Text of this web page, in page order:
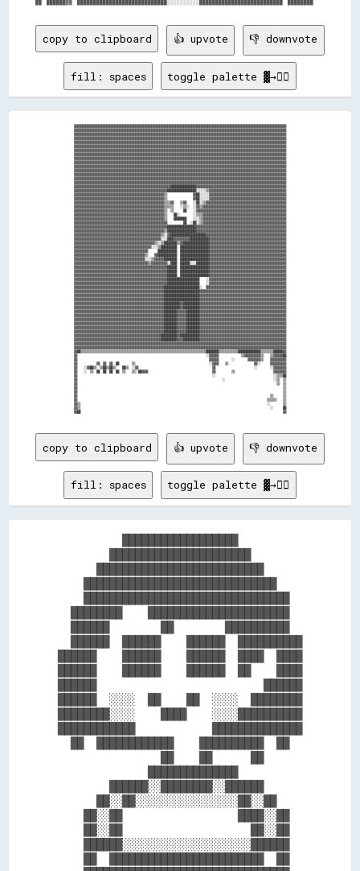
copy to clipboard 👍 upvote 👎 downvote
fill: spaces toggle palette ▓→✊🏽
▓▓▓▓▓▓▓▓▓▓▓▓▓▓▓▓▓▓▓▓▓▓▓▓▓▓▓▓▓▓▓▓▓▓▓▓▓▓▓▓▓▓▓▓▓▓▓▓▓▓▓▓▓▓▓▓▓▓▓▓▓▓▓▓▓▓▓▓▓▓▓▓▓▓▓▓▓▓▓▓▓▓▓▓▓▓▓▓▓▓▓▓▓▓▓▓▓▓▓▓▓▓▓▓▓▓▓▓▓▓▓▓▓▓▓▓▓▓▓▓▓▓▓▓▓▓▓▓▓▓▓▓
▓▓▓▓▓▓▓▓▓▓▓▓▓▓▓▓▓▓▓▓▓▓▓▓▓▓▓▓▓▓▓▓▓▓▓▓▓▓▓▓▓▓▓▓▓▓▓▓▓▓▓▓▓▓▓▓▓▓▓▓▓▓▓▓▓▓▓▓▓▓▓▓▓▓▓▓▓▓▓▓▓▓▓▓▓▓▓▓▓▓▓▓▓▓▓▓▓▓▓▓▓▓▓▓▓▓▓▓▓▓▓▓▓▓▓▓▓▓▓▓▓▓▓▓▓▓▓▓▓▓▓▓
▓▓▓▓▓▓▓▓▓▓▓▓▓▓▓▓▓▓▓▓▓▓▓▓▓▓▓▓▓▓▓▓▓▓▓▓▓▓▓▓▓▓▓▓▓▓▓▓▓▓▓▓▓▓▓▓▓▓▓▓▓▓▓▓▓▓▓▓▓▓▓▓▓▓▓▓▓▓▓▓▓▓▓▓▓▓▓▓▓▓▓▓▓▓▓▓▓▓▓▓▓▓▓▓▓▓▓▓▓▓▓▓▓▓▓▓▓▓▓▓▓▓▓▓▓▓▓▓▓▓▓▓
▓▓▓▓▓▓▓▓▓▓▓▓▓▓▓▓▓▓▓▓▓▓▓▓▓▓▓▓▓▓▓▓▓▓▓▓▓▓▓▓▓▓▓▓▓▓▓▓▓▓▓▓▓▓▓▓▓▓▓▓▓▓▓▓▓▓▓▓▓▓▓▓▓▓▓▓▓▓▓▓▓▓▓▓▓▓▓▓▓▓▓▓▓▓▓▓▓▓▓▓▓▓▓▓▓▓▓▓▓▓▓▓▓▓▓▓▓▓▓▓▓▓▓▓▓▓▓▓▓▓▓▓
▓▓▓▓▓▓▓▓▓▓▓▓▓▓▓▓▓▓▓▓▓▓▓▓▓▓▓▓▓▓▓▓▓▓▓▓▓▓▓▓▓▓▓▓▓▓▓▓▓▓▓▓▓▓▓▓▓▓▓▓▓▓▓▓▓▓▓▓▓▓▓▓▓▓▓▓▓▓▓▓▓▓▓▓▓▓▓▓▓▓▓▓▓▓▓▓▓▓▓▓▓▓▓▓▓▓▓▓▓▓▓▓▓▓▓▓▓▓▓▓▓▓▓▓▓▓▓▓▓▓▓▓
▓▓▓▓▓▓▓▓▓▓▓▓▓▓▓▓▓▓▓▓▓▓▓▓▓▓▓▓▓▓▓▓▓▓▓▓▓▓▓▓▓▓▓▓▓▓▓▓▓▓▓▓▓▓▓▓▓▓▓▓▓▓▓▓▓▓▓▓▓▓▓▓▓▓▓▓▓▓▓▓▓▓▓▓▓▓▓▓▓▓▓▓▓▓▓▓▓▓▓▓▓▓▓▓▓▓▓▓▓▓▓▓▓▓▓▓▓▓▓▓▓▓▓▓▓▓▓▓▓▓▓▓
▓▓▓▓▓▓▓▓▓▓▓▓▓▓▓▓▓▓▓▓▓▓▓▓▓▓▓▓▓▓▓▓▓▓▓▓▓▓▓▓▓▓▓▓▓▓▓▓▓▓▓▓▓▓▓▓▓▓▓▓▓▓▓▓▓▓▓▓▓▓▓▓▓▓▓▓▓▓▓▓▓▓▓▓▓▓▓▓▓▓▓▓▓▓▓▓▓▓▓▓▓▓▓▓▓▓▓▓▓▓▓▓▓▓▓▓▓▓▓▓▓▓▓▓▓▓▓▓▓▓▓▓
▓▓▓▓▓▓▓▓▓▓▓▓▓▓▓▓▓▓▓▓▓▓▓▓▓▓▓▓▓▓▓▓▓▓▓▓▓▓▓▓▓▓▓▓▓▓▓▓▓▓▓▓▓▓▓▓▓▓▓▓▓▓▓▓▓▓▓▓▓▓▓▓▓▓▓▓▓▓▓▓▓▓▓▓▓▓▓▓▓▓▓▓▓▓▓▓▓▓▓▓▓▓▓▓▓▓▓▓▓▓▓▓▓▓▓▓▓▓▓▓▓▓▓▓▓▓▓▓▓▓▓▓
▓▓▓▓▓▓▓▓▓▓▓▓▓▓▓▓▓▓▓▓▓▓▓▓▓▓▓▓▓▓▓▓▓▓▓▓▓▓▓▓▓▓▓▓▓▓▓▓▓▓▓▓▓▓▓▓▓▓▓▓▓▓▓▓▓▓▓▓▓▓▓▓▓▓▓▓▓▓▓▓▓▓▓▓▓▓▓▓▓▓▓▓▓▓▓▓▓▓▓▓▓▓▓▓▓▓▓▓▓▓▓▓▓▓▓▓▓▓▓▓▓▓▓▓▓▓▓▓▓▓▓▓
▓▓▓▓▓▓▓▓▓▓▓▓▓▓▓▓▓▓▓▓▓▓▓▓▓▓▓▓▓▓▓▓▓▓▓▓▓▓▓▓▓▓▓▓▓▓▓▓▓▓▓▓▓▓▓▓▓▓▓▓▓▓▓▓▓▓▓▓▓▓▓▓▓▓▓▓▓▓▓▓▓▓▓▓▓▓▓▓▓▓▓▓▓▓▓▓▓▓▓▓▓▓▓▓▓▓▓▓▓▓▓▓▓▓▓▓▓▓▓▓▓▓▓▓▓▓▓▓▓▓▓▓
▓▓▓▓▓▓▓▓▓▓▓▓▓▓▓▓▓▓▓▓▓▓▓▓▓▓▓▓▓▓▓▓▓▓▓▓▓▓▓▓▓▓▓▓▓▓▓▓▓▓▓▓▓▓▓▓▓▓▓▓▓▓▓▓▓▓▓▓▓▓▓▓▓▓▓▓▓▓▓▓▓▓▓▓▓▓▓▓▓▓▓▓▓▓▓▓▓▓▓▓▓▓▓▓▓▓▓▓▓▓▓▓▓▓▓▓▓▓▓▓▓▓▓▓▓▓▓▓▓▓▓▓
▓▓▓▓▓▓▓▓▓▓▓▓▓▓▓▓▓▓▓▓▓▓▓▓▓▓▓▓▓▓▓▓▓▓▓▓▓▓▓▓▓▓▓▓▓▓▓▓▓▓▓▓▓▓▓▓▓▓▓▓▓▓▓▓▓▓▓▓▓▓▓▓▓▓▓▓▓▓▓▓▓▓▓▓▓▓▓▓▓▓▓▓▓▓▓▓▓▓▓▓▓▓▓▓▓▓▓▓▓▓▓▓▓▓▓▓▓▓▓▓▓▓▓▓▓▓▓▓▓▓▓▓
▓▓▓▓▓▓▓▓▓▓▓▓▓▓▓▓▓▓▓▓▓▓▓▓▓▓▓▓▓▓▓▓▓▓▓▓▓▓▓▓▓▓▓▓▓▓▓▓▓▓▓▓▓▓▓▓▓▓▓▓▓▓▓▓▓▓▓▓▓▓▓▓▓▓▓▓▓▓▓▓▓▓▓▓▓▓▓▓▓▓▓▓▓▓▓▓▓▓▓▓▓▓▓▓▓▓▓▓▓▓▓▓▓▓▓▓▓▓▓▓▓▓▓▓▓▓▓▓▓▓▓▓
▓▓▓▓▓▓▓▓▓▓▓▓▓▓▓▓▓▓▓▓▓▓▓▓▓▓▓▓▓▓▓▓▓▓▓▓▓▓▓▓▓▓▓▓▓▓▓▓▓▓▓▓▓▓▓▓▓▓▓▓▓▓▓▓▓▓▓▓▓▓▓▓▓▓▓▓▓▓▓▓▓▓▓▓▓▓▓▓▓▓▓▓▓▓▓▓▓▓▓▓▓▓▓▓▓▓▓▓▓▓▓▓▓▓▓▓▓▓▓▓▓▓▓▓▓▓▓▓▓▓▓▓
▓▓▓▓▓▓▓▓▓▓▓▓▓▓▓▓▓▓▓▓▓▓▓▓▓▓▓▓▓▓▓▓▓▓▓▓▓▓▓▓▓▓▓▓▓▓▓▓▓▓▓▓▓▓▓▓▓▓▓▓▓▓▓▓▓▓▓▓▓▓▓▓▓▓▓▓▓▓▓▓▓▓▓▓▓▓▓▓▓▓▓▓▓▓▓▓▓▓▓▓▓▓▓▓▓▓▓▓▓▓▓▓▓▓▓▓▓▓▓▓▓▓▓▓▓▓▓▓▓▓▓▓
▓▓▓▓▓▓▓▓▓▓▓▓▓▓▓▓▓▓▓▓▓▓▓▓▓▓▓▓▓▓▓▓▓▓▓▓▓▓▓▓▓▓▓▓▓▓▓▓▓▓▓▓▓▓▓▓▓▓▓▓████████████████▓▓▓▓▓▓▓▓▓▓▓▓▓▓▓▓▓▓▓▓▓▓▓▓▓▓▓▓▓▓▓▓▓▓▓▓▓▓▓▓▓▓▓▓▓▓▓▓▓▓▓▓▓▓▓▓
▓▓▓▓▓▓▓▓▓▓▓▓▓▓▓▓▓▓▓▓▓▓▓▓▓▓▓▓▓▓▓▓▓▓▓▓▓▓▓▓▓▓▓▓▓▓▓▓▓▓▓▓▓▓▓▓▓▓██████████████████░░░░░░▒▒▓▓▓▓▓▓▓▓▓▓▓▓▓▓▓▓▓▓▓▓▓▓▓▓▓▓▓▓▓▓▓▓▓▓▓▓▓▓▓▓▓▓▓▓▓▓▓▓
▓▓▓▓▓▓▓▓▓▓▓▓▓▓▓▓▓▓▓▓▓▓▓▓▓▓▓▓▓▓▓▓▓▓▓▓▓▓▓▓▓▓▓▓▓▓▓▓▓▓▓▓▓▓▓▓▒▒                ▓▓██░░░░░░▓▓▓▓▓▓▓▓▓▓▓▓▓▓▓▓▓▓▓▓▓▓▓▓▓▓▓▓▓▓▓▓▓▓▓▓▓▓▓▓▓▓▓▓▓▓▓▓
▓▓▓▓▓▓▓▓▓▓▓▓▓▓▓▓▓▓▓▓▓▓▓▓▓▓▓▓▓▓▓▓▓▓▓▓▓▓▓▓▓▓▓▓▓▓▓▓▓▓▓▓▓▓▓▓▒▒                ▓▓██░░░░░░▓▓▓▓▓▓▓▓▓▓▓▓▓▓▓▓▓▓▓▓▓▓▓▓▓▓▓▓▓▓▓▓▓▓▓▓▓▓▓▓▓▓▓▓▓▓▓▓
▓▓▓▓▓▓▓▓▓▓▓▓▓▓▓▓▓▓▓▓▓▓▓▓▓▓▓▓▓▓▓▓▓▓▓▓▓▓▓▓▓▓▓▓▓▓▓▓▓▓▓▓▓▓▓▓▒▒▒▒▓▓    ▒▒▓▓    ░░██░░▒▒▓▓▓▓▓▓▓▓▓▓▓▓▓▓▓▓▓▓▓▓▓▓▓▓▓▓▓▓▓▓▓▓▓▓▓▓▓▓▓▓▓▓▓▓▓▓▓▓▓▓
▓▓▓▓▓▓▓▓▓▓▓▓▓▓▓▓▓▓▓▓▓▓▓▓▓▓▓▓▓▓▓▓▓▓▓▓▓▓▓▓▓▓▓▓▓▓▓▓▓▓▓▓▓▓▓▓▒▒▒▒▒▒    ░░▒▒░░  ░░▓▓▒▒▓▓▓▓▓▓▓▓▓▓▓▓▓▓▓▓▓▓▓▓▓▓▓▓▓▓▓▓▓▓▓▓▓▓▓▓▓▓▓▓▓▓▓▓▓▓▓▓▓▓▓▓
▓▓▓▓▓▓▓▓▓▓▓▓▓▓▓▓▓▓▓▓▓▓▓▓▓▓▓▓▓▓▓▓▓▓▓▓▓▓▓▓▓▓▓▓▓▓▓▓▓▓▓▓▓▓▓▓▒▒  ▒▒      ██    ░░▓▓▓▓▓▓▓▓▓▓▓▓▓▓▓▓▓▓▓▓▓▓▓▓▓▓▓▓▓▓▓▓▓▓▓▓▓▓▓▓▓▓▓▓▓▓▓▓▓▓▓▓▓▓▓▓
▓▓▓▓▓▓▓▓▓▓▓▓▓▓▓▓▓▓▓▓▓▓▓▓▓▓▓▓▓▓▓▓▓▓▓▓▓▓▓▓▓▓▓▓▓▓▓▓▓▓▓▓▓▓▓▓▒▒    ██░░        ░░▒▒▒▒▓▓▓▓▓▓▓▓▓▓▓▓▓▓▓▓▓▓▓▓▓▓▓▓▓▓▓▓▓▓▓▓▓▓▓▓▓▓▓▓▓▓▓▓▓▓▓▓▓▓▓▓
▓▓▓▓▓▓▓▓▓▓▓▓▓▓▓▓▓▓▓▓▓▓▓▓▓▓▓▓▓▓▓▓▓▓▓▓▓▓▓▓▓▓▓▓▓▓▓▓▓▓▓▓▓▓▓▓▒▒    ████████    ░░░░▒▒▓▓▓▓▓▓▓▓▓▓▓▓▓▓▓▓▓▓▓▓▓▓▓▓▓▓▓▓▓▓▓▓▓▓▓▓▓▓▓▓▓▓▓▓▓▓▓▓▓▓▓▓
▓▓▓▓▓▓▓▓▓▓▓▓▓▓▓▓▓▓▓▓▓▓▓▓▓▓▓▓▓▓▓▓▓▓▓▓▓▓▓▓▓▓▓▓▓▓▓▓▓▓▓▓▓▓▓▓▓▓          ██  ░░██░░▒▒▓▓▓▓▓▓▓▓▓▓▓▓▓▓▓▓▓▓▓▓▓▓▓▓▓▓▓▓▓▓▓▓▓▓▓▓▓▓▓▓▓▓▓▓▓▓▓▓▓▓▓▓
▓▓▓▓▓▓▓▓▓▓▓▓▓▓▓▓▓▓▓▓▓▓▓▓▓▓▓▓▓▓▓▓▓▓▓▓▓▓▓▓▓▓▓▓▓▓▓▓▓▓▓▓▓▓▓▓▓▓██████████████████▓▓▓▓▓▓▓▓▓▓▓▓▓▓▓▓▓▓▓▓▓▓▓▓▓▓▓▓▓▓▓▓▓▓▓▓▓▓▓▓▓▓▓▓▓▓▓▓▓▓▓▓▓▓▓▓
▓▓▓▓▓▓▓▓▓▓▓▓▓▓▓▓▓▓▓▓▓▓▓▓▓▓▓▓▓▓▓▓▓▓▓▓▓▓▓▓▓▓▓▓▓▓▓▓▓▓▓▓▓▓▓▓▒▒██████████████████▓▓▓▓▓▓▓▓▓▓▓▓▓▓▓▓▓▓▓▓▓▓▓▓▓▓▓▓▓▓▓▓▓▓▓▓▓▓▓▓▓▓▓▓▓▓▓▓▓▓▓▓▓▓▓▓
▓▓▓▓▓▓▓▓▓▓▓▓▓▓▓▓▓▓▓▓▓▓▓▓▓▓▓▓▓▓▓▓▓▓▓▓▓▓▓▓▓▓▓▓▓▓▓▓▓▓▓▓▓▓▒▒░░▓▓██████████████████████▓▓▓▓▓▓▓▓▓▓▓▓▓▓▓▓▓▓▓▓▓▓▓▓▓▓▓▓▓▓▓▓▓▓▓▓▓▓▓▓▓▓▓▓▓▓▓▓▓▓
▓▓▓▓▓▓▓▓▓▓▓▓▓▓▓▓▓▓▓▓▓▓▓▓▓▓▓▓▓▓▓▓▓▓▓▓▓▓▓▓▓▓▓▓▓▓▓▓▓▓▓▓▓▓░░░░████▓▓▓▓▓▓▓▓▓▓████████████▓▓▓▓▓▓▓▓▓▓▓▓▓▓▓▓▓▓▓▓▓▓▓▓▓▓▓▓▓▓▓▓▓▓▓▓▓▓▓▓▓▓▓▓▓▓▓▓
▓▓▓▓▓▓▓▓▓▓▓▓▓▓▓▓▓▓▓▓▓▓▓▓▓▓▓▓▓▓▓▓▓▓▓▓▓▓▓▓▓▓▓▓▓▓▓▓▓▓▒▒░░▒▒████████▒▒▓▓████████████████▓▓▓▓▓▓▓▓▓▓▓▓▓▓▓▓▓▓▓▓▓▓▓▓▓▓▓▓▓▓▓▓▓▓▓▓▓▓▓▓▓▓▓▓▓▓▓▓
▓▓▓▓▓▓▓▓▓▓▓▓▓▓▓▓▓▓▓▓▓▓▓▓▓▓▓▓▓▓▓▓▓▓▓▓▓▓▓▓▓▓▓▓▓▓▓▓░░░░▒▒██████████  ██████████████████▓▓▓▓▓▓▓▓▓▓▓▓▓▓▓▓▓▓▓▓▓▓▓▓▓▓▓▓▓▓▓▓▓▓▓▓▓▓▓▓▓▓▓▓▓▓▓▓
▓▓▓▓▓▓▓▓▓▓▓▓▓▓▓▓▓▓▓▓▓▓▓▓▓▓▓▓▓▓▓▓▓▓▓▓▓▓▓▓▓▓▓▓▓▓      ████████████  ██████████████████▓▓▓▓▓▓▓▓▓▓▓▓▓▓▓▓▓▓▓▓▓▓▓▓▓▓▓▓▓▓▓▓▓▓▓▓▓▓▓▓▓▓▓▓▓▓▓▓
▓▓▓▓▓▓▓▓▓▓▓▓▓▓▓▓▓▓▓▓▓▓▓▓▓▓▓▓▓▓▓▓▓▓▓▓▓▓▓▓▓▓▓▓▒▒    ▓▓████████████  ██████████████████▓▓▓▓▓▓▓▓▓▓▓▓▓▓▓▓▓▓▓▓▓▓▓▓▓▓▓▓▓▓▓▓▓▓▓▓▓▓▓▓▓▓▓▓▓▓▓▓
▓▓▓▓▓▓▓▓▓▓▓▓▓▓▓▓▓▓▓▓▓▓▓▓▓▓▓▓▓▓▓▓▓▓▓▓▓▓▓▓▓▓▓▓░░░░▒▒▓▓▓▓▓▓████████  ██████████████████▓▓▓▓▓▓▓▓▓▓▓▓▓▓▓▓▓▓▓▓▓▓▓▓▓▓▓▓▓▓▓▓▓▓▓▓▓▓▓▓▓▓▓▓▓▓▓▓
▓▓▓▓▓▓▓▓▓▓▓▓▓▓▓▓▓▓▓▓▓▓▓▓▓▓▓▓▓▓▓▓▓▓▓▓▓▓▓▓▓▓▓▓▓▓▒▒▓▓▓▓▓▓▓▓▓▓░░████  ██████░░░░████████▓▓▓▓▓▓▓▓▓▓▓▓▓▓▓▓▓▓▓▓▓▓▓▓▓▓▓▓▓▓▓▓▓▓▓▓▓▓▓▓▓▓▓▓▓▓▓▓
▓▓▓▓▓▓▓▓▓▓▓▓▓▓▓▓▓▓▓▓▓▓▓▓▓▓▓▓▓▓▓▓▓▓▓▓▓▓▓▓▓▓▓▓▓▓▓▓▓▓▓▓▓▓▓▓▓▓██████  ██████████████████▓▓▓▓▓▓▓▓▓▓▓▓▓▓▓▓▓▓▓▓▓▓▓▓▓▓▓▓▓▓▓▓▓▓▓▓▓▓▓▓▓▓▓▓▓▓▓▓
▓▓▓▓▓▓▓▓▓▓▓▓▓▓▓▓▓▓▓▓▓▓▓▓▓▓▓▓▓▓▓▓▓▓▓▓▓▓▓▓▓▓▓▓▓▓▓▓▓▓▓▓▓▓▓▓▓▓██████  ██████████████████▓▓▓▓▓▓▓▓▓▓▓▓▓▓▓▓▓▓▓▓▓▓▓▓▓▓▓▓▓▓▓▓▓▓▓▓▓▓▓▓▓▓▓▓▓▓▓▓
▓▓▓▓▓▓▓▓▓▓▓▓▓▓▓▓▓▓▓▓▓▓▓▓▓▓▓▓▓▓▓▓▓▓▓▓▓▓▓▓▓▓▓▓▓▓▓▓▓▓▓▓▓▓▓▓▓▓██████  ██████████████████▓▓▓▓▓▓▓▓▓▓▓▓▓▓▓▓▓▓▓▓▓▓▓▓▓▓▓▓▓▓▓▓▓▓▓▓▓▓▓▓▓▓▓▓▓▓▓▓
▓▓▓▓▓▓▓▓▓▓▓▓▓▓▓▓▓▓▓▓▓▓▓▓▓▓▓▓▓▓▓▓▓▓▓▓▓▓▓▓▓▓▓▓▓▓▓▓▓▓▓▓▓▓▓▓▓▓████████████████████    ░░▓▓▓▓▓▓▓▓▓▓▓▓▓▓▓▓▓▓▓▓▓▓▓▓▓▓▓▓▓▓▓▓▓▓▓▓▓▓▓▓▓▓▓▓▓▓▓▓
▓▓▓▓▓▓▓▓▓▓▓▓▓▓▓▓▓▓▓▓▓▓▓▓▓▓▓▓▓▓▓▓▓▓▓▓▓▓▓▓▓▓▓▓▓▓▓▓▓▓▓▓▓▓▓▓▓▓████████████████████    ░░▓▓▓▓▓▓▓▓▓▓▓▓▓▓▓▓▓▓▓▓▓▓▓▓▓▓▓▓▓▓▓▓▓▓▓▓▓▓▓▓▓▓▓▓▓▓▓▓
▓▓▓▓▓▓▓▓▓▓▓▓▓▓▓▓▓▓▓▓▓▓▓▓▓▓▓▓▓▓▓▓▓▓▓▓▓▓▓▓▓▓▓▓▓▓▓▓▓▓▓▓▓▓▓▓██████████████████████░░  ▓▓▓▓▓▓▓▓▓▓▓▓▓▓▓▓▓▓▓▓▓▓▓▓▓▓▓▓▓▓▓▓▓▓▓▓▓▓▓▓▓▓▓▓▓▓▓▓▓▓
▓▓▓▓▓▓▓▓▓▓▓▓▓▓▓▓▓▓▓▓▓▓▓▓▓▓▓▓▓▓▓▓▓▓▓▓▓▓▓▓▓▓▓▓▓▓▓▓▓▓▓▓▓▓▓▓██████████████████████▓▓▓▓▓▓▓▓▓▓▓▓▓▓▓▓▓▓▓▓▓▓▓▓▓▓▓▓▓▓▓▓▓▓▓▓▓▓▓▓▓▓▓▓▓▓▓▓▓▓▓▓▓▓
▓▓▓▓▓▓▓▓▓▓▓▓▓▓▓▓▓▓▓▓▓▓▓▓▓▓▓▓▓▓▓▓▓▓▓▓▓▓▓▓▓▓▓▓▓▓▓▓▓▓▓▓▓▓▓▓██████████████████████▓▓▓▓▓▓▓▓▓▓▓▓▓▓▓▓▓▓▓▓▓▓▓▓▓▓▓▓▓▓▓▓▓▓▓▓▓▓▓▓▓▓▓▓▓▓▓▓▓▓▓▓▓▓
▓▓▓▓▓▓▓▓▓▓▓▓▓▓▓▓▓▓▓▓▓▓▓▓▓▓▓▓▓▓▓▓▓▓▓▓▓▓▓▓▓▓▓▓▓▓▓▓▓▓▓▓▓▓▓▓██████████████████████▓▓▓▓▓▓▓▓▓▓▓▓▓▓▓▓▓▓▓▓▓▓▓▓▓▓▓▓▓▓▓▓▓▓▓▓▓▓▓▓▓▓▓▓▓▓▓▓▓▓▓▓▓▓
▓▓▓▓▓▓▓▓▓▓▓▓▓▓▓▓▓▓▓▓▓▓▓▓▓▓▓▓▓▓▓▓▓▓▓▓▓▓▓▓▓▓▓▓▓▓▓▓▓▓▓▓▓▓▓▓██████████▓▓██████████▓▓▓▓▓▓▓▓▓▓▓▓▓▓▓▓▓▓▓▓▓▓▓▓▓▓▓▓▓▓▓▓▓▓▓▓▓▓▓▓▓▓▓▓▓▓▓▓▓▓▓▓▓▓
▓▓▓▓▓▓▓▓▓▓▓▓▓▓▓▓▓▓▓▓▓▓▓▓▓▓▓▓▓▓▓▓▓▓▓▓▓▓▓▓▓▓▓▓▓▓▓▓▓▓▓▓▓▓▓▓██████████▓▓██████████▓▓▓▓▓▓▓▓▓▓▓▓▓▓▓▓▓▓▓▓▓▓▓▓▓▓▓▓▓▓▓▓▓▓▓▓▓▓▓▓▓▓▓▓▓▓▓▓▓▓▓▓▓▓
▓▓▓▓▓▓▓▓▓▓▓▓▓▓▓▓▓▓▓▓▓▓▓▓▓▓▓▓▓▓▓▓▓▓▓▓▓▓▓▓▓▓▓▓▓▓▓▓▓▓▓▓▓▓▓▓████████▓▓▓▓▓▓████████▓▓▓▓▓▓▓▓▓▓▓▓▓▓▓▓▓▓▓▓▓▓▓▓▓▓▓▓▓▓▓▓▓▓▓▓▓▓▓▓▓▓▓▓▓▓▓▓▓▓▓▓▓▓
▓▓▓▓▓▓▓▓▓▓▓▓▓▓▓▓▓▓▓▓▓▓▓▓▓▓▓▓▓▓▓▓▓▓▓▓▓▓▓▓▓▓▓▓▓▓▓▓▓▓▓▓▓▓▓▓████████▓▓▓▓▓▓████████▓▓▓▓▓▓▓▓▓▓▓▓▓▓▓▓▓▓▓▓▓▓▓▓▓▓▓▓▓▓▓▓▓▓▓▓▓▓▓▓▓▓▓▓▓▓▓▓▓▓▓▓▓▓
▓▓▓▓▓▓▓▓▓▓▓▓▓▓▓▓▓▓▓▓▓▓▓▓▓▓▓▓▓▓▓▓▓▓▓▓▓▓▓▓▓▓▓▓▓▓▓▓▓▓▓▓▓▓▓▓████████▓▓▓▓▓▓████████▓▓▓▓▓▓▓▓▓▓▓▓▓▓▓▓▓▓▓▓▓▓▓▓▓▓▓▓▓▓▓▓▓▓▓▓▓▓▓▓▓▓▓▓▓▓▓▓▓▓▓▓▓▓
▓▓▓▓▓▓▓▓▓▓▓▓▓▓▓▓▓▓▓▓▓▓▓▓▓▓▓▓▓▓▓▓▓▓▓▓▓▓▓▓▓▓▓▓▓▓▓▓▓▓▓▓▓▓▓▓████████▓▓▓▓▓▓████████▓▓▓▓▓▓▓▓▓▓▓▓▓▓▓▓▓▓▓▓▓▓▓▓▓▓▓▓▓▓▓▓▓▓▓▓▓▓▓▓▓▓▓▓▓▓▓▓▓▓▓▓▓▓
▓▓▓▓▓▓▓▓▓▓▓▓▓▓▓▓▓▓▓▓▓▓▓▓▓▓▓▓▓▓▓▓▓▓▓▓▓▓▓▓▓▓▓▓▓▓▓▓▓▓▓▓▓▓▓▓████████▓▓▓▓▓▓████████▓▓▓▓▓▓▓▓▓▓▓▓▓▓▓▓▓▓▓▓▓▓▓▓▓▓▓▓▓▓▓▓▓▓▓▓▓▓▓▓▓▓▓▓▓▓▓▓▓▓▓▓▓▓
▓▓▓▓▓▓▓▓▓▓▓▓▓▓▓▓▓▓▓▓▓▓▓▓▓▓▓▓▓▓▓▓▓▓▓▓▓▓▓▓▓▓▓▓▓▓▓▓▓▓▓▓▓▓▓▓████████▓▓▓▓▓▓████████▓▓▓▓▓▓▓▓▓▓▓▓▓▓▓▓▓▓▓▓▓▓▓▓▓▓▓▓▓▓▓▓▓▓▓▓▓▓▓▓▓▓▓▓▓▓▓▓▓▓▓▓▓▓
▓▓▓▓▓▓▓▓▓▓▓▓▓▓▓▓▓▓▓▓▓▓▓▓▓▓▓▓▓▓▓▓▓▓▓▓▓▓▓▓▓▓▓▓▓▓▓▓▓▓▓▓▓▓██████████▓▓████████████▓▓▓▓▓▓▓▓▓▓▓▓▓▓▓▓▓▓▓▓▓▓▓▓▓▓▓▓▓▓▓▓▓▓▓▓▓▓▓▓▓▓▓▓▓▓▓▓▓▓▓▓▓▓
▓▓▓▓▓▓▓▓▓▓▓▓▓▓▓▓▓▓▓▓▓▓▓▓▓▓▓▓▓▓▓▓▓▓▓▓▓▓▓▓▓▓▓▓▓▓▓▓▓▓▓▓▓▓██████████▓▓▓▓██████████▓▓▓▓▓▓▓▓▓▓▓▓▓▓▓▓▓▓▓▓▓▓▓▓▓▓▓▓▓▓▓▓▓▓▓▓▓▓▓▓▓▓▓▓▓▓▓▓▓▓▓▓▓▓
▓▓▓▓▓▓▓▓▓▓▓▓▓▓▓▓▓▓▓▓▓▓▓▓▓▓▓▓▓▓▓▓▓▓▓▓▓▓▓▓▓▓▓▓▓▓▓▓▓▓▓▓▓▓▓▓▓▓▓▓▓▓▓▓▓▓▓▓▓▓▓▓▓▓▓▓▓▓▓▓▓▓▓▓▓▓▓▓▓▓▓▓▓▓▓▓▓▓▓▓▓▓▓▓▓▓▓▓▓▓▓▓▓▓▓▓▓▓▓▓▓▓▓▓▓▓▓▓▓▓▓▓
▓▓▓▓▓▓▓▓▓▓▓▓▓▓▓▓▓▓▓▓▓▓▓▓▓▓▓▓▓▓▓▓▓▓▓▓▓▓▓▓▓▓▓▓▓▓▓▓▓▓▓▓▓▓▓▓▓▓▓▓▓▓▓▓▓▓▓▓▓▓▓▓▓▓▓▓▓▓▓▓▓▓▓▓▓▓▓▓▓▓▓▓▓▓▓▓▓▓▓▓▓▓▓▓▓▓▓▓▓▓▓▓▓▓▓▓▓▓▓▓▓▓▓▓▓▓▓▓▓▓▓▓
▓▓██▒▒▒▒▒▒▒▒▒▒▒▒▒▒▒▒▒▒▒▒▒▒▒▒▒▒▒▒▒▒▒▒▒▒▒▒▒▒▒▒▒▒▒▒▒▒▒▒▒▒▒▒▒▒▒▒▒▒▒▒▒▒▒▒▒▒▒▒▒▒▒▒▒▒▒▒▒▒████████▒▒▒▒▒▒▒▒▒▒▒▒██████████████▒▒▒▒▒▒▒▒██████▓▓
▓▓                                                                                ░░▓▓▓▓▓▓              ▒▒▓▓▓▓▓▓▓▓▓▓▒▒    ▒▒▓▓▓▓▓▓██
▓▓                                                                                  ▓▓▓▓▓▓        ░░        ▓▓▓▓▓▓▓▓▒▒    ▓▓▓▓▓▓▓▓▓▓
▓▓            ▓▓  ▓▓  ▓▓  ██        ▒▒                                              ░░▓▓▓▓    ▒▒                ▓▓░░      ▓▓▓▓▓▓▓▓▓▓
▓▓    ░░▓▓██▒▒  ▒▒██▒▒██▒▒    ██▒▒  ░░▓▓                                              ▓▓                        ░░        ░░▓▓▓▓▓▓▓▓
▓▓    ░░  ▒▒  ██  ██  ██  ██  ▒▒    ▒▒░░██▓▓▓▓                                        ▓▓          ▒▒                        ▓▓▓▓▓▓▓▓
▓▓                                                                                    ░░                                    ░░▒▒▒▒██
▓▓                                                                                          ░░                              ░░▒▒  ▒▒
▓▓                                                                                                                            ▒▒  ▒▒
▓▓                                                                                                                                ▒▒
▓▓                                                                                                                                ▒▒
▓▓                                                                                                                        ▒▒      ▒▒
▓▓                                                                                                                      ▒▒▒▒▒▒    ▒▒
▓▓▒▒                                                                                                                    ░░        ▒▒
▓▓▒▒                                                                                                                      ░░      ██
copy to clipboard 👍 upvote 👎 downvote
fill: spaces toggle palette ▓→✊🏽
██████  ░░░░  ██    ██  ░░░░  ████████
████████░░░░    ████    ░░░░██████████
        ██████░░████████░░██████
      ██░░██░░░░░░░░░░░░░░░░██░░██
    ██░░██                  ████░░██
    ██░░██                    ██░░██
    ██████░░░░░░░░░░░░░░░░░░░░██████